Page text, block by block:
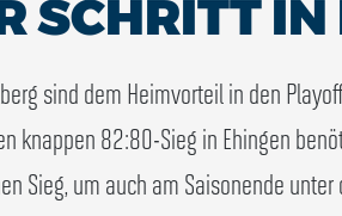
SCHRITT
sind dem Heimvorteil in den
knappen 82:80-Sieg in Ehingen
Sieg, um auch am Saisonende unter